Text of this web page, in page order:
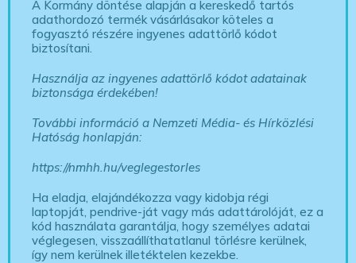
A Kormány döntése alapján a kereskedő tartós
adathordozó termék vásárlásakor köteles a
fogyasztó részére ingyenes adattörlő kódot
biztosítani.
Használja az ingyenes adattörlő kódot adatainak
biztonsága érdekében!
További információ a Nemzeti Média- és Hírközlési
Hatóság honlapján:
https://nmhh.hu/veglegestorles
Ha eladja, elajándékozza vagy kidobja régi
laptopját, pendrive-ját vagy más adattárolóját, ez a
kód használata garantálja, hogy személyes adatai
véglegesen, visszaállíthatatlanul törlésre kerülnek,
így nem kerülnek illetéktelen kezekbe.